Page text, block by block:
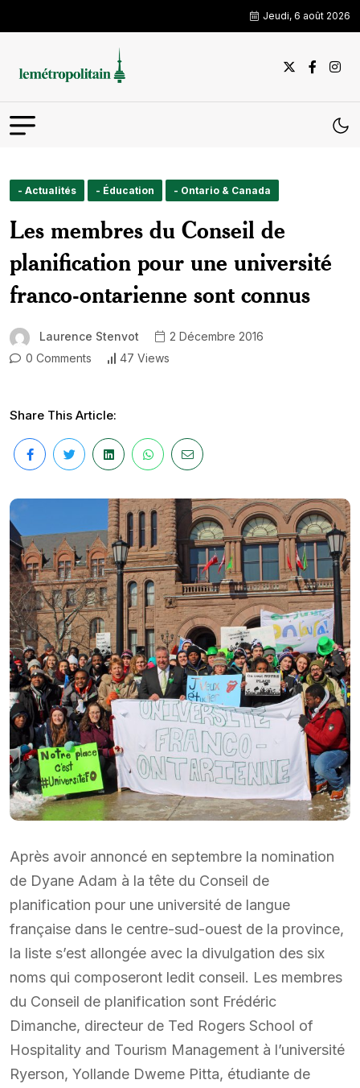
Jeudi, 6 août 2026
- Actualités - Éducation - Ontario & Canada
Les membres du Conseil de
planification pour une université
franco-ontarienne sont connus
Laurence Stenvot
2 Décembre 2016
0 Comments
47 Views
Share This Article:
Après avoir annoncé en septembre la nomination
de Dyane Adam à la tête du Conseil de
planification pour une université de langue
française dans le centre-sud-ouest de la province,
la liste s’est allongée avec la divulgation des six
noms qui composeront ledit conseil. Les membres
du Conseil de planification sont Frédéric
Dimanche, directeur de Ted Rogers School of
Hospitality and Tourism Management à l’université
Ryerson, Yollande Dweme Pitta, étudiante de